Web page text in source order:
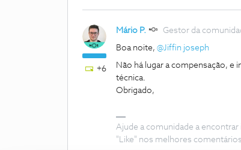
+6
Mário P. Gestor da
Boa noite, ​ @Jiffin joseph
Não há lugar a compensação, e
técnica.
Obrigado,
Ajude a comunidade a
"Like" nos melhores